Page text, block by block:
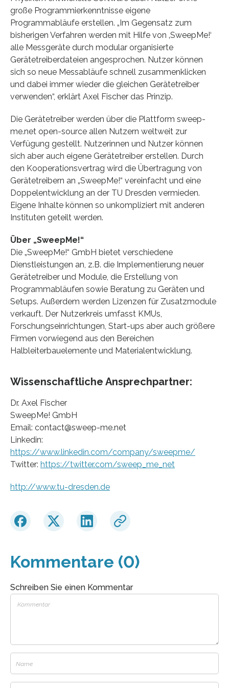
große Programmierkenntnisse eigene
Programmabläufe erstellen. „Im Gegensatz zum
bisherigen Verfahren werden mit Hilfe von ‚SweepMe!‘
alle Messgeräte durch modular organisierte
Gerätetreiberdateien angesprochen. Nutzer können
sich so neue Messabläufe schnell zusammenklicken
und dabei immer wieder die gleichen Gerätetreiber
verwenden“, erklärt Axel Fischer das Prinzip.
Die Gerätetreiber werden über die Plattform sweep-
me.net open-source allen Nutzern weltweit zur
Verfügung gestellt. Nutzerinnen und Nutzer können
sich aber auch eigene Gerätetreiber erstellen. Durch
den Kooperationsvertrag wird die Übertragung von
Gerätetreibern an „SweepMe!“ vereinfacht und eine
Doppelentwicklung an der TU Dresden vermieden.
Eigene Inhalte können so unkompliziert mit anderen
Instituten geteilt werden.
Über „SweepMe!“
Die „SweepMe!“ GmbH bietet verschiedene
Dienstleistungen an, z.B. die Implementierung neuer
Gerätetreiber und Module, die Erstellung von
Programmabläufen sowie Beratung zu Geräten und
Setups. Außerdem werden Lizenzen für Zusatzmodule
verkauft. Der Nutzerkreis umfasst KMUs,
Forschungseinrichtungen, Start-ups aber auch größere
Firmen vorwiegend aus den Bereichen
Halbleiterbauelemente und Materialentwicklung.
Wissenschaftliche Ansprechpartner:
Dr. Axel Fischer
SweepMe! GmbH
Email: contact@sweep-me.net
Linkedin:
https://www.linkedin.com/company/sweepme/
Twitter: https://twitter.com/sweep_me_net
http://www.tu-dresden.de
Kommentare (0)
Schreiben Sie einen Kommentar